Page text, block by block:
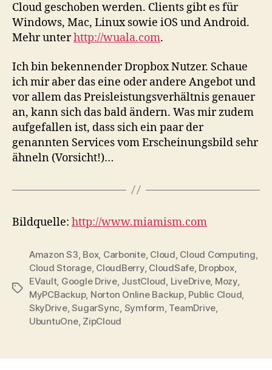
Cloud geschoben werden. Clients gibt es für
Windows, Mac, Linux sowie iOS und Android.
Mehr unterhttp://wuala.com.
Ich bin bekennender Dropbox Nutzer. Schaue
ich mir aber das eine oder andere Angebot und
vor allem das Preisleistungsverhältnis genauer
an, kann sich das bald ändern. Was mir zudem
aufgefallen ist, dass sich ein paar der
genannten Services vom Erscheinungsbild sehr
ähneln (Vorsicht!)…
Bildquelle: http://www.miamism.com
Tags
Amazon S3 Box, Carbonite, Cloud Cloud Computing
Cloud Storage, CloudBerry, CloudSafe, Dropbox,
EVault, Google Drive, JustCloud LiveDrive, Mozy,
MyPCBackup, Norton Online Backup, Public Cloud
SkyDrive,SugarSync Symform TeamDrive
UbuntuOne, ZipCloud